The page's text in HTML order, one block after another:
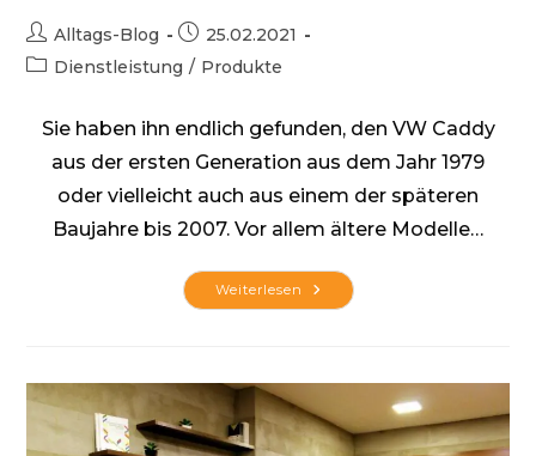
Beitrags-
Autor:
Alltags-Blog
Beitrag
veröffentlicht:
25.02.2021
Beitrags-
Dienstleistung / Produkte
Sie haben ihn endlich gefunden, den VW Caddy
aus der ersten Generation aus dem Jahr 1979
oder vielleicht auch aus einem der späteren
Baujahre bis 2007. Vor allem ältere Modelle…
Weiterlesen Stellen
Sie
Des
Autos
Fest